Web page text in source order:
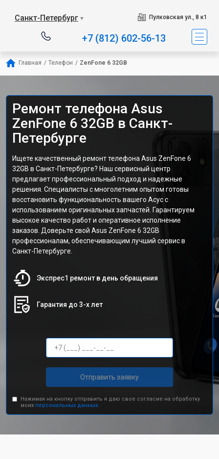
Санкт-Петербург ▼ Пулковская ул., 8 к1
+7 (812) 602-56-13
Главная / Телефон / ZenFone 6 32GB
Ремонт телефона Asus
ZenFone 6 32GB в Санкт-
Петербурге
Ищете качественный ремонт телефона Asus ZenFone 6
32GB в Санкт-Петербурге? Наш сервисный центр
предлагает профессиональный подход и надежные
решения. Специалисты с многолетним опытом готовы
восстановить функциональность вашего Асус с
использованием оригинальных запчастей. Гарантируем
высокое качество работ и оперативное исполнение
заказов. Доверьте свой Asus ZenFone 6 32GB
профессионалам, обеспечивающим лучший сервис в
Санкт-Петербурге.
Экспрес1 ремонт в день обращения
Гарантия до 3-х лет
Отправить заявку
Нажимая на кнопку отправить я даю свое согласие на обработку
моих персональных данных.